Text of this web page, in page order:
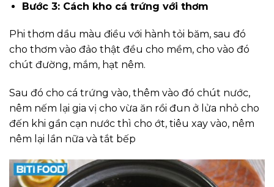
Bước 3: Cách kho cá trứng với thơm
Phi thơm dầu màu điều với hành tỏi băm, sau đó
cho thơm vào đảo thật đều cho mềm, cho vào đó
chút đường, mắm, hạt nêm.
Sau đó cho cá trứng vào, thêm vào đó chút nước,
nêm nếm lại gia vị cho vừa ăn rồi đun ở lửa nhỏ cho
đến khi gần cạn nước thì cho ớt, tiêu xay vào, nêm
nêm lại lần nữa và tắt bếp